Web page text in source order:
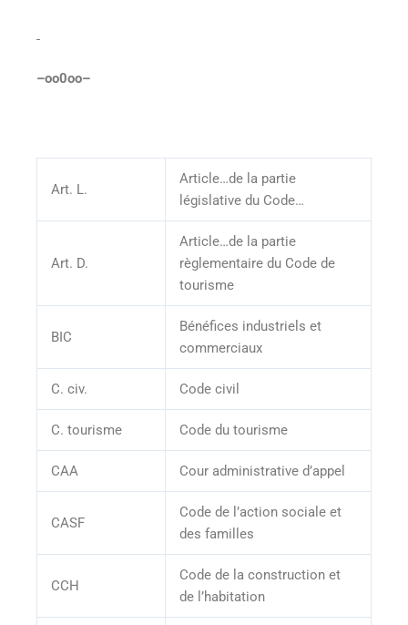
–oo0oo–
Art. L.
Article…de la partie
législative du Code…
Art. D.
Article…de la partie
règlementaire du Code de
tourisme
BIC
Bénéfices industriels et
commerciaux
C. civ. Code civil
C. tourisme Code du tourisme
CAA Cour administrative d’appel
CASF
Code de l’action sociale et
des familles
CCH
Code de la construction et
de l’habitation